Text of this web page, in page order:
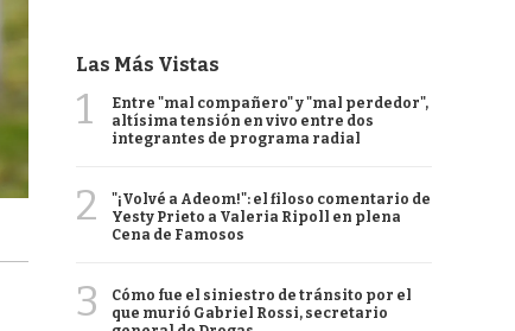
Las Más Vistas
1
Entre "mal compañero" y "mal perdedor",
altísima tensión en vivo entre dos
integrantes de programa radial
2
"¡Volvé a Adeom!": el filoso comentario de
Yesty Prieto a Valeria Ripoll en plena
Cena de Famosos
3
Cómo fue el siniestro de tránsito por el
que murió Gabriel Rossi, secretario